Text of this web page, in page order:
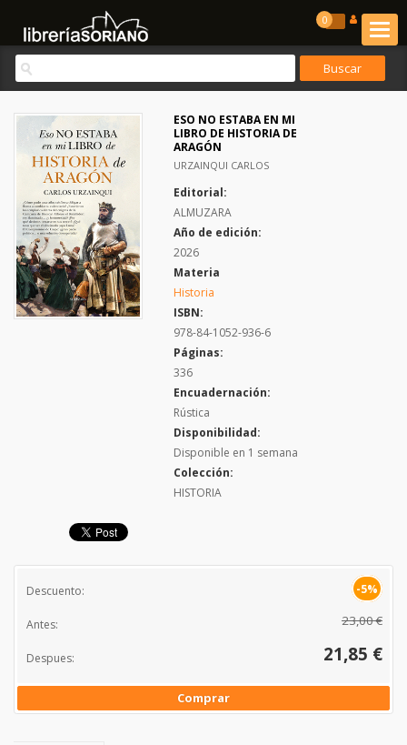
0
ESO NO ESTABA EN MI
LIBRO DE HISTORIA DE
ARAGÓN
URZAINQUI CARLOS
Editorial:
ALMUZARA
Año de edición:
2026
Materia
Historia
ISBN:
978-84-1052-936-6
Páginas:
336
Encuadernación:
Rústica
Disponibilidad:
Disponible en 1 semana
Colección:
HISTORIA
Descuento: -5%
Antes: 23,00 €
Despues: 21,85 €
Comprar